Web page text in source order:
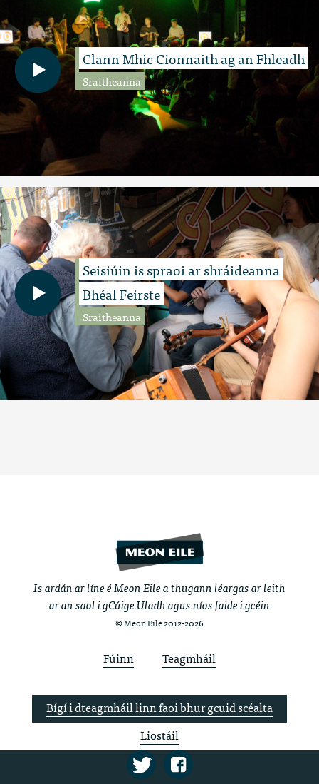
Clann Mhic Cionnaith ag an Fhleadh
Sraitheanna
Seisiúin is spraoi ar shráideanna
Bhéal Feirste
Sraitheanna
Is ardán ar líne é Meon Eile a thugann léargas ar leith
ar an saol i gCúige Uladh agus níos faide i gcéin
© Meon Eile 2012-2026
Fúinn Teagmháil
Bígí i dteagmháil linn faoi bhur gcuid scéalta
Liostáil